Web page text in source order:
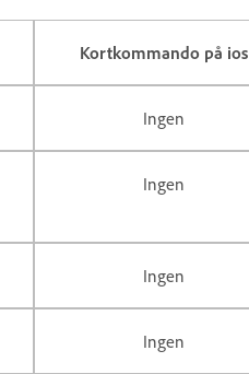
Kortkommando på ios
Ingen
Ingen
Ingen
Ingen